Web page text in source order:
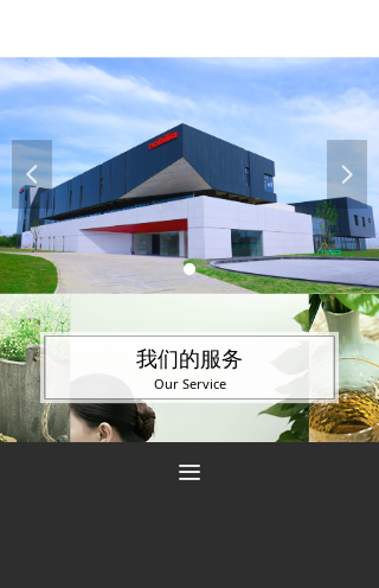
넳 넲
我们的服务
Our Service
끀